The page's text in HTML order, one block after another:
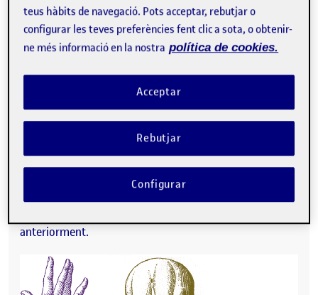
Creació del .gif de la model.
anteriorment.
teus hàbits de navegació. Pots acceptar, rebutjar o
configurar les teves preferències fent clic a sota, o obtenir-
ne més informació en la nostra política de cookies.
Rebutjar
Acceptar
Configurar